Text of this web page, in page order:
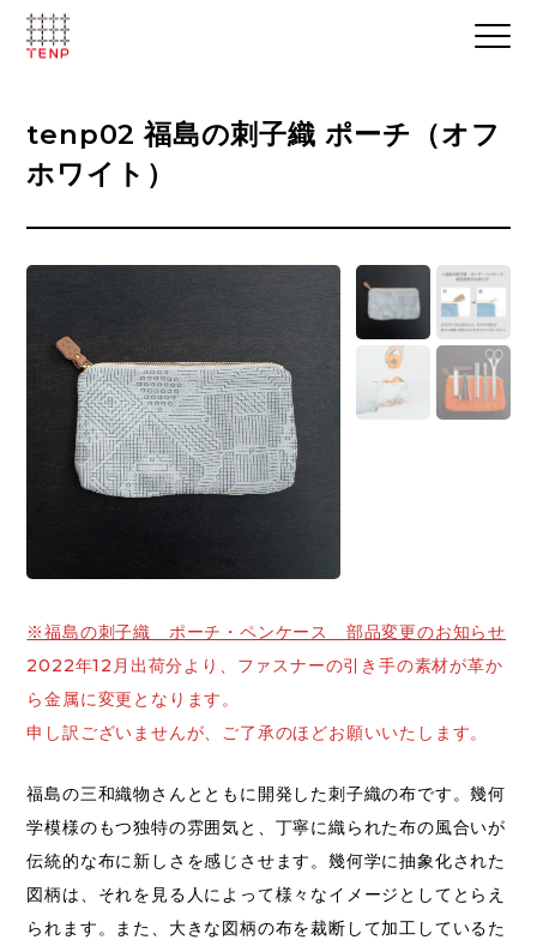
tenp02 福島の刺子織 ポーチ（オフ
ホワイト）
※福島の刺子織 ポーチ・ペンケース 部品変更のお知らせ
2022年12月出荷分より、ファスナーの引き手の素材が革か
ら金属に変更となります。
申し訳ございませんが、ご了承のほどお願いいたします。
福島の三和織物さんとともに開発した刺子織の布です。幾何
学模様のもつ独特の雰囲気と、丁寧に織られた布の風合いが
伝統的な布に新しさを感じさせます。幾何学に抽象化された
図柄は、それを見る人によって様々なイメージとしてとらえ
られます。また、大きな図柄の布を裁断して加工しているた